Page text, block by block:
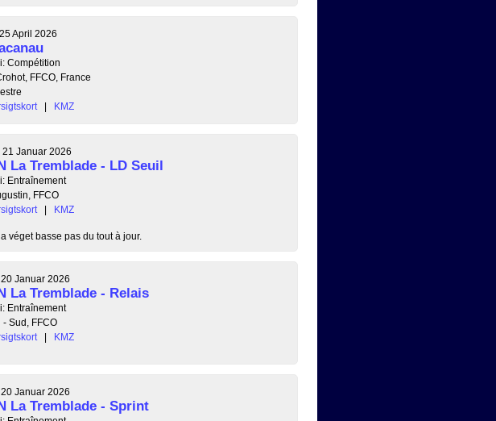
April 2026
Compétition
FFCO, France
| KMZ
21 Januar 2026
La Tremblade - LD Seuil
Entraînement
FFCO
| KMZ
véget basse pas du tout à jour.
Januar 2026
La Tremblade - Relais
Entraînement
- Sud, FFCO
| KMZ
Januar 2026
La Tremblade - Sprint